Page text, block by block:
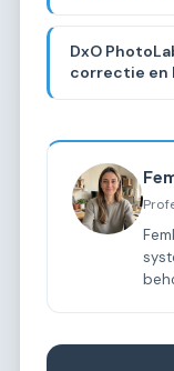
DxO
correctie en